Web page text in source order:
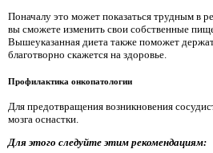
Поначалу это может показаться трудным в
вы сможете изменить свои собственные
Вышеуказанная диета также поможет
благотворно скажется на здоровье.
Профилактика онкопатологии
Для предотвращения возникновения
мозга оснастки.
Для этого следуйте этим рекомендациям: